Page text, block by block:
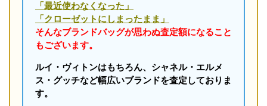
「最近使わなくなった」
「クローゼットにしまったまま」
そんなブランドバッグが思わぬ査定額になること
もございます。
ルイ・ヴィトンはもちろん、シャネル・エルメ
ス・グッチなど幅広いブランドを査定しておりま
す。